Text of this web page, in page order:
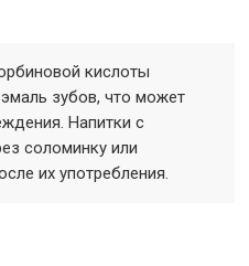
кислоты
зубов, что может
Напитки с
соломинку или
их употребления.